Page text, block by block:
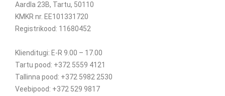
Aardla 23B, Tartu, 50110
KMKR nr. EE101331720
Registrikood: 11680452
Klienditugi: E-R 9.00 – 17.00
Tartu pood: +372 5559 4121
Tallinna pood: +372 5982 2530
Veebipood: +372 529 9817